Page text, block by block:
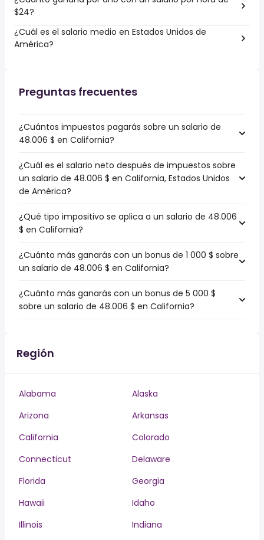
$24?
¿Cuál es el salario medio en Estados Unidos de
América?
Preguntas frecuentes
¿Cuántos impuestos pagarás sobre un salario de
48.006 $ en California?
¿Cuál es el salario neto después de impuestos sobre
un salario de 48.006 $ en California, Estados Unidos
de América?
¿Qué tipo impositivo se aplica a un salario de 48.006
$ en California?
¿Cuánto más ganarás con un bonus de 1 000 $ sobre
un salario de 48.006 $ en California?
¿Cuánto más ganarás con un bonus de 5 000 $
sobre un salario de 48.006 $ en California?
Región
Alabama
Alaska
Arizona
Arkansas
California
Colorado
Connecticut
Delaware
Florida
Georgia
Hawaii
Idaho
Illinois
Indiana